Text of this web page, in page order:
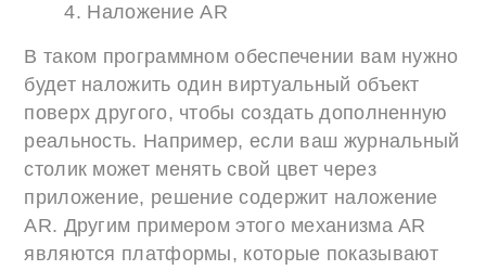
4. Наложение AR
В таком программном обеспечении вам нужно
будет наложить один виртуальный объект
поверх другого, чтобы создать дополненную
реальность. Например, если ваш журнальный
столик может менять свой цвет через
приложение, решение содержит наложение
AR. Другим примером этого механизма AR
являются платформы, которые показывают